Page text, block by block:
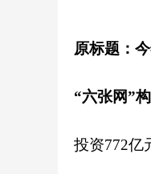
原标题：
“六张网”
投资772亿